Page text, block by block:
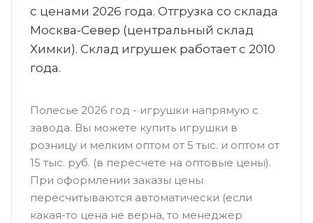
с ценами 2026 года. Отгрузка со склада
Москва-Север (центральный склад
Химки). Склад игрушек работает с 2010
года.
Полесье 2026 год - игрушки напрямую с
завода. Вы можете купить игрушки в
розницу и мелким оптом от 5 тыс. и оптом от
15 тыс. руб. (в пересчете на оптовые цены).
При оформлении заказы цены
пересчитываются автоматически (если
какая-то цена не верна, то менеджер